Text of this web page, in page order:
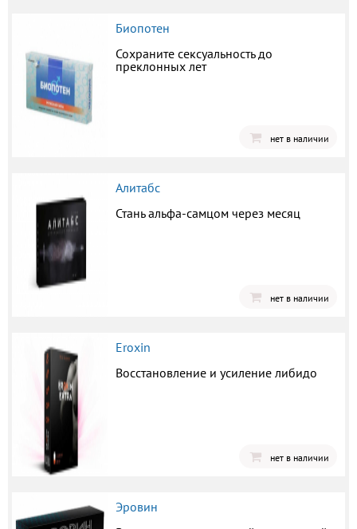
Биопотен
Сохраните сексуальность до
преклонных лет
нет в наличии
Алитабс
Стань альфа-самцом через месяц
нет в наличии
Eroxin
Восстановление и усиление либидо
нет в наличии
Эровин